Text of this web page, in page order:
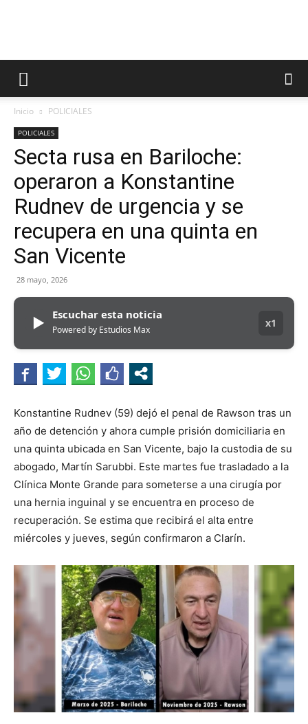
Inicio POLICIALES
POLICIALES
Secta rusa en Bariloche:
operaron a Konstantine
Rudnev de urgencia y se
recupera en una quinta en
San Vicente
28 mayo, 2026
▶ Escuchar esta noticia
Powered by Estudios Max
x1
Konstantine Rudnev (59) dejó el penal de Rawson tras un
año de detención y ahora cumple prisión domiciliaria en
una quinta ubicada en San Vicente, bajo la custodia de su
abogado, Martín Sarubbi. Este martes fue trasladado a la
Clínica Monte Grande para someterse a una cirugía por
una hernia inguinal y se encuentra en proceso de
recuperación. Se estima que recibirá el alta entre
miércoles y jueves, según confirmaron a Clarín.